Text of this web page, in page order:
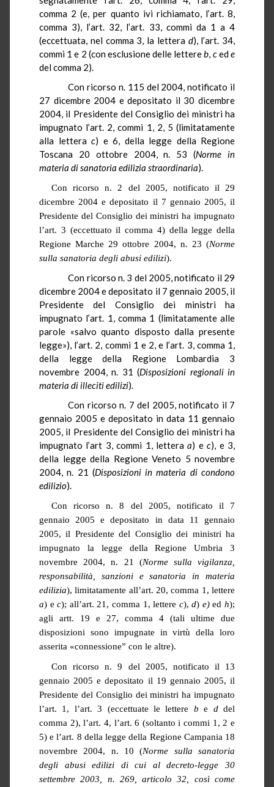
comma 2 (e, per quanto ivi richiamato, l’art. 8,
comma 3), l’art. 32, l’art. 33, commi da 1 a4
(eccettuata, nel comma 3, la lettera d), l’art. 34,
commi 1 e 2 (con esclusione delle lettereb, cede
del comma 2).
Con ricorso n. 115 del 2004, notificato il
27 dicembre 2004 e depositato il 30 dicembre
2004, il Presidente del Consiglio dei ministri ha
impugnato l’art. 2, commi 1, 2, 5 (limitatamente
alla lettera c) e 6, della legge della Regione
Toscana 20 ottobre 2004, n. 53 (Norme in
materia di sanatoria edilizia straordinaria).
Con ricorso n. 2 del 2005, notificato il 29
dicembre 2004 e depositato il 7 gennaio 2005, il
Presidente del Consiglio dei ministri ha impugnato
l’art. 3 (eccettuato il comma 4) della legge della
Regione Marche 29 ottobre 2004, n. 23 (Norme
sulla sanatoria degli abusi edilizi).
Con ricorso n. 3 del 2005, notificato il 29
dicembre 2004 e depositato il 7 gennaio 2005, il
Presidente del Consiglio dei ministri ha
impugnato l’art. 1, comma 1 (limitatamente alle
parole «salvo quanto disposto dalla presente
legge»), l’art. 2, commi 1 e 2, e l’art. 3, comma 1,
della legge della Regione Lombardia 3
novembre 2004, n. 31 (Disposizioni regionali in
materia di illeciti edilizi).
Con ricorso n. 7 del 2005, notificato il 7
gennaio 2005 e depositato in data 11 gennaio
2005, il Presidente del Consiglio dei ministri ha
impugnato l’art 3, commi 1, letteraa) ec), e 3,
della legge della Regione Veneto 5 novembre
2004, n. 21 (Disposizioni in materia di condono
edilizio).
Con ricorso n. 8 del 2005, notificato il 7
gennaio 2005 e depositato in data 11 gennaio
2005, il Presidente del Consiglio dei ministri ha
impugnato la legge della Regione Umbria 3
novembre 2004, n. 21 (Norme sulla vigilanza,
responsabilità, sanzioni e sanatoria in materia
edilizia), limitatamente all’art. 20, comma 1, lettere
a) ec); all’art. 21, comma 1, lettere c),d) e) edh);
agli artt. 19 e 27, comma 4 (tali ultime due
disposizioni sono impugnate in virtù della loro
asserita «connessione” con le altre).
Con ricorso n. 9 del 2005, notificato il 13
gennaio 2005 e depositato il 19 gennaio 2005, il
Presidente del Consiglio dei ministri ha impugnato
l’art. 1, l’art. 3 (eccettuate le lettere b e ddel
comma 2), l’art. 4, l’art. 6 (soltanto i commi 1, 2 e
5) e l’art. 8 della legge della Regione Campania 18
novembre 2004, n. 10 (Norme sulla sanatoria
degli abusi edilizi di cui al decreto-legge 30
settembre 2003, n. 269, articolo 32, così come